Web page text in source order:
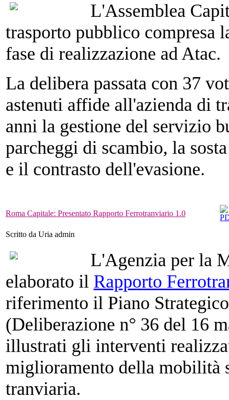
L'Assemblea
trasporto pubblico compresa
fase di realizzazione ad Atac.
La delibera passata con 37
astenuti affide all'azienda di
anni la gestione del servizio
parcheggi di scambio, la
e il contrasto dell'evasione.
Roma Capitale: Presentato Rapporto Ferrotranviario 1.0
Scritto da Uria admin
L'Agenzia per la
elaborato il Rapporto
riferimento il Piano
(Deliberazione n° 36 del 16
illustrati gli interventi
miglioramento della mobilità
tranviaria.